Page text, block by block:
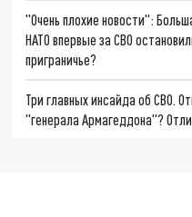
"Очень плохие новости":
НАТО впервые за СВО
приграничье?
Три главных инсайда об СВО.
"генерала Армагеддона"?